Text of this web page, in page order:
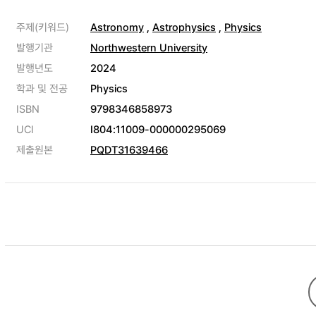
주제(키워드) Astronomy , Astrophysics , Physics
발행기관
Northwestern University
발행년도
2024
학과 및 전공
Physics
ISBN
9798346858973
UCI
I804:11009-000000295069
제출원본
PQDT31639466